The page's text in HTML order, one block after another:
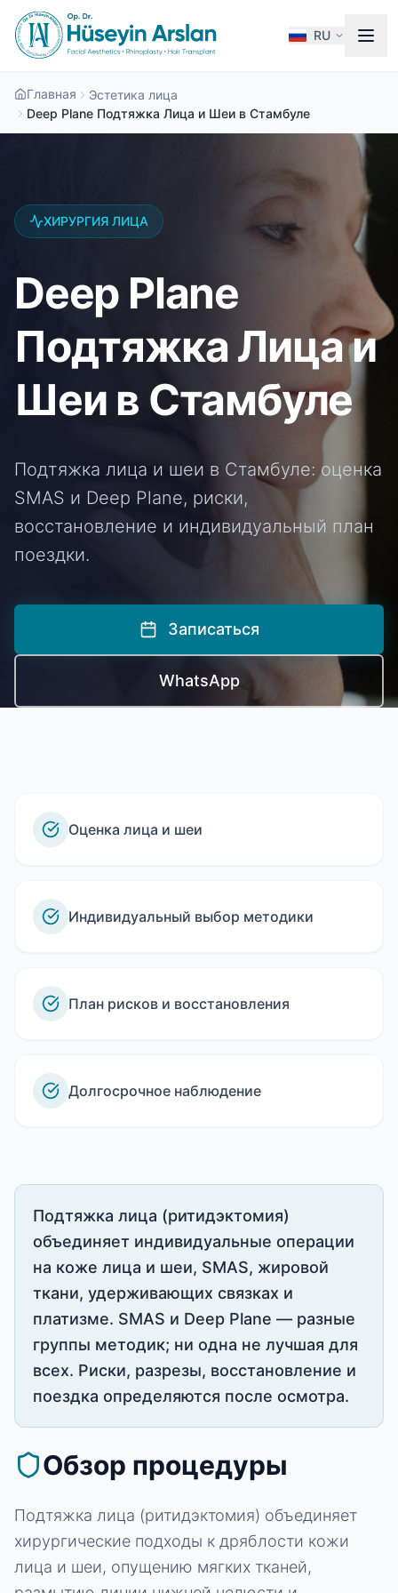
RU
Главная
Эстетика лица
Deep Plane Подтяжка Лица и Шеи в Стамбуле
ХИРУРГИЯ ЛИЦА
Deep Plane
Подтяжка Лица и
Шеи в Стамбуле
Подтяжка лица и шеи в Стамбуле: оценка
SMAS и Deep Plane, риски,
восстановление и индивидуальный план
поездки.
Записаться
WhatsApp
Оценка лица и шеи
Индивидуальный выбор методики
План рисков и восстановления
Долгосрочное наблюдение
Подтяжка лица (ритидэктомия)
объединяет индивидуальные операции
на коже лица и шеи, SMAS, жировой
ткани, удерживающих связках и
платизме. SMAS и Deep Plane — разные
группы методик; ни одна не лучшая для
всех. Риски, разрезы, восстановление и
поездка определяются после осмотра.
Обзор процедуры
Подтяжка лица (ритидэктомия) объединяет
хирургические подходы к дряблости кожи
лица и шеи, опущению мягких тканей,